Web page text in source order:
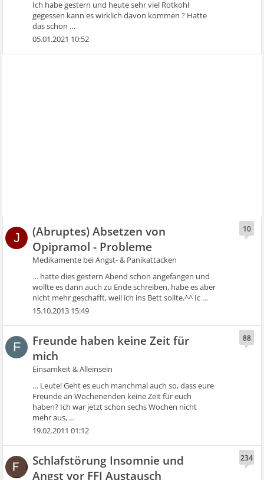
Ich habe gestern und heute sehr viel Rotkohl
gegessen kann es wirklich davon kommen ? Hatte
das schon …
05.01.2021 10:52
J
(Abruptes) Absetzen von
Opipramol - Probleme
Medikamente bei Angst- & Panikattacken
… hatte dies gestern Abend schon angefangen und
wollte es dann auch zu Ende schreiben, habe es aber
nicht mehr geschafft, weil ich ins Bett sollte.^^ Ic …
10
15.10.2013 15:49
F
Freunde haben keine Zeit für
mich
Einsamkeit & Alleinsein
… Leute! Geht es euch manchmal auch so, dass eure
Freunde an Wochenenden keine Zeit für euch
haben? Ich war jetzt schon sechs Wochen nicht
mehr aus, …
88
19.02.2011 01:12
Schlafstörung Insomnie und
Angst vor FFI Austausch
234